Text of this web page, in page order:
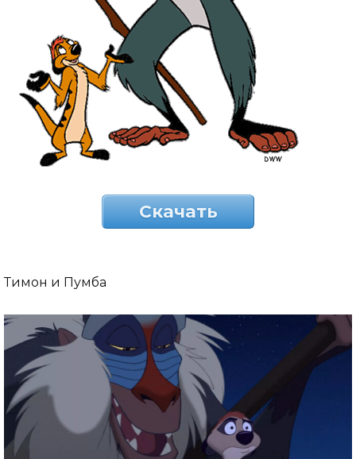
Скачать
Тимон и Пумба